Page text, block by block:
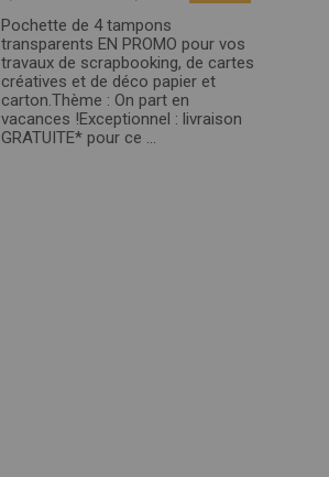
Pochette de 4 tampons
transparents EN PROMO pour vos
travaux de scrapbooking, de cartes
créatives et de déco papier et
carton.Thème : On part en
vacances !Exceptionnel : livraison
GRATUITE* pour ce ...